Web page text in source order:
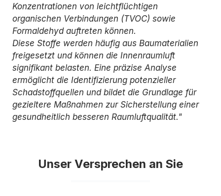
Konzentrationen von leichtflüchtigen
organischen Verbindungen (TVOC) sowie
Formaldehyd auftreten können.
Diese Stoffe werden häufig aus Baumaterialien
freigesetzt und können die Innenraumluft
signifikant belasten. Eine präzise Analyse
ermöglicht die Identifizierung potenzieller
Schadstoffquellen und bildet die Grundlage für
gezieltere Maßnahmen zur Sicherstellung einer
gesundheitlich besseren Raumluftqualität."
Unser Versprechen an Sie